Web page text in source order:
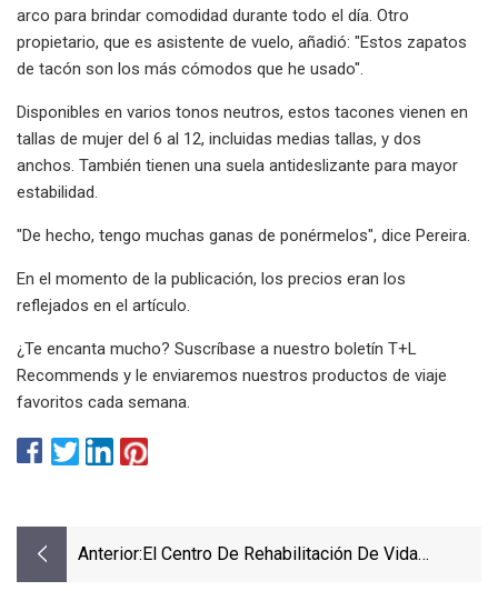
arco para brindar comodidad durante todo el día. Otro
propietario, que es asistente de vuelo, añadió: "Estos zapatos
de tacón son los más cómodos que he usado".
Disponibles en varios tonos neutros, estos tacones vienen en
tallas de mujer del 6 al 12, incluidas medias tallas, y dos
anchos. También tienen una suela antideslizante para mayor
estabilidad.
"De hecho, tengo muchas ganas de ponérmelos", dice Pereira.
En el momento de la publicación, los precios eran los
reflejados en el artículo.
¿Te encanta mucho? Suscríbase a nuestro boletín T+L
Recommends y le enviaremos nuestros productos de viaje
favoritos cada semana.
Anterior: El Centro De Rehabilitación De Vida